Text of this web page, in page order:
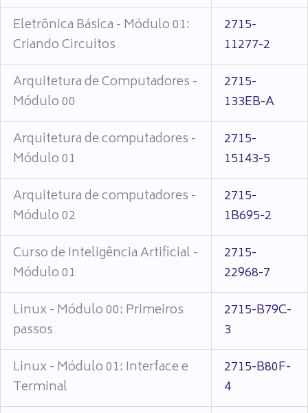
Eletrônica Básica - Módulo 01:
Criando Circuitos
2715-
11277-2
Arquitetura de Computadores -
Módulo 00
2715-
133EB-A
Arquitetura de computadores -
Módulo 01
2715-
15143-5
Arquitetura de computadores -
Módulo 02
2715-
1B695-2
Curso de Inteligência Artificial -
Módulo 01
2715-
22968-7
Linux - Módulo 00: Primeiros
passos
2715-B79C-
3
Linux - Módulo 01: Interface e
Terminal
2715-B80F-
4